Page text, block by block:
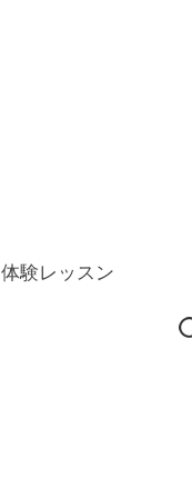
体験レッスン
検